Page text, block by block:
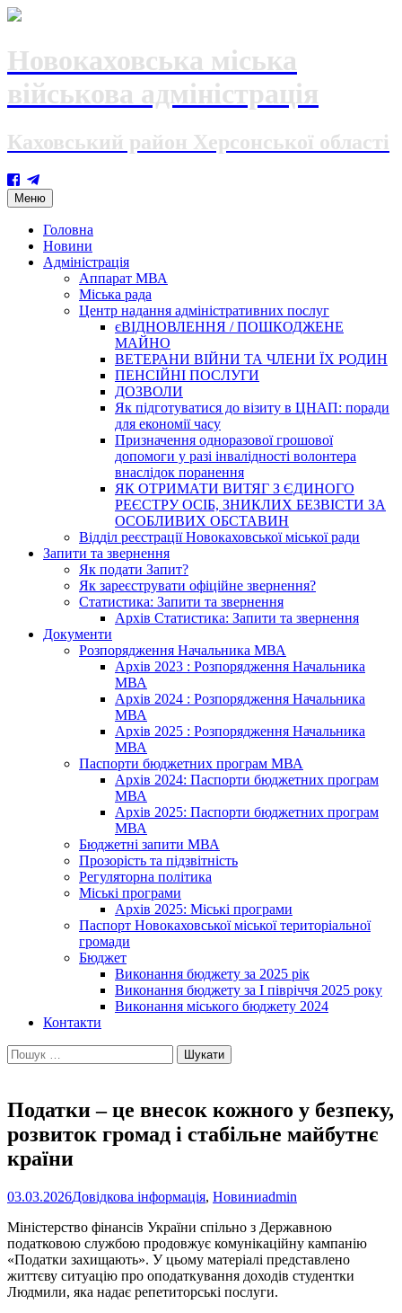
Новокаховська міська
військова адміністрація
Каховський район Херсонської області
Меню Skip
to
content
Головна
Новини
Адміністрація
Аппарат МВА
Міська рада
Центр надання адміністративних послуг
єВІДНОВЛЕННЯ / ПОШКОДЖЕНЕ
МАЙНО
ВЕТЕРАНИ ВІЙНИ ТА ЧЛЕНИ ЇХ РОДИН
ПЕНСІЙНІ ПОСЛУГИ
ДОЗВОЛИ
Як підготуватися до візиту в ЦНАП: поради
для економії часу
Призначення одноразової грошової
допомоги у разі інвалідності волонтера
внаслідок поранення
ЯК ОТРИМАТИ ВИТЯГ З ЄДИНОГО
РЕЄСТРУ ОСІБ, ЗНИКЛИХ БЕЗВІСТИ ЗА
ОСОБЛИВИХ ОБСТАВИН
Відділ реєстрації Новокаховської міської ради
Запити та звернення
Як подати Запит?
Як зареєструвати офіційне звернення?
Статистика: Запити та звернення
Архів Статистика: Запити та звернення
Документи
Розпорядження Начальника МВА
Архів 2023 : Розпорядження Начальника
МВА
Архів 2024 : Розпорядження Начальника
МВА
Архів 2025 : Розпорядження Начальника
МВА
Паспорти бюджетних програм МВА
Архів 2024: Паспорти бюджетних програм
МВА
Архів 2025: Паспорти бюджетних програм
МВА
Бюджетні запити МВА
Прозорість та підзвітність
Регуляторна політика
Міські програми
Архів 2025: Міські програми
Паспорт Новокаховської міської територіальної
громади
Бюджет
Виконання бюджету за 2025 рік
Виконання бюджету за І півріччя 2025 року
Виконання міського бюджету 2024
Контакти
Пошук:
Податки – це внесок кожного у безпеку,
розвиток громад і стабільне майбутнє
країни
03.03.2026Довідкова інформація, Новиниadmin
Міністерство фінансів України спільно з Державною
податковою службою продовжує комунікаційну кампанію
«Податки захищають». У цьому матеріалі представлено
життєву ситуацію про оподаткування доходів студентки
Людмили, яка надає репетиторські послуги.